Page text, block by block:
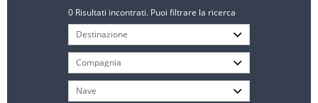
0 Risultati incontrati. Puoi filtrare la ricerca